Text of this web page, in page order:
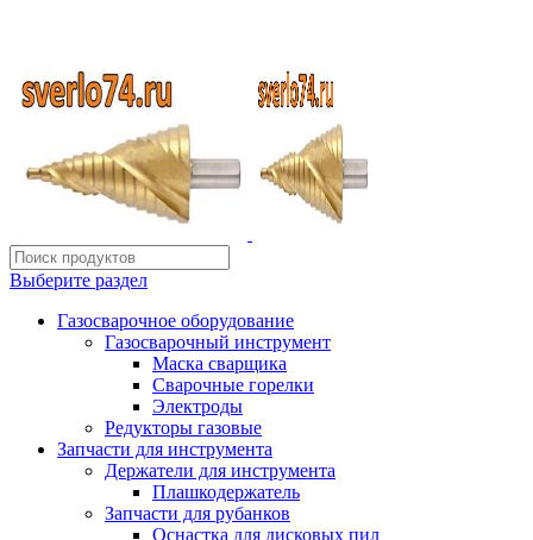
Выберите раздел
Газосварочное оборудование
Газосварочный инструмент
Маска сварщика
Сварочные горелки
Электроды
Редукторы газовые
Запчасти для инструмента
Держатели для инструмента
Плашкодержатель
Запчасти для рубанков
Оснастка для дисковых пил